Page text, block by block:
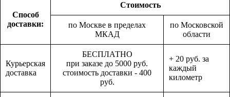
Способ
доставки:
Стоимость
по Москве в пределах
МКАД
по Московской
области
Курьерская
доставка
БЕСПЛАТНО
при заказе до 5000 руб.
стоимость доставки - 400
руб.
+ 20 руб. за
каждый
километр